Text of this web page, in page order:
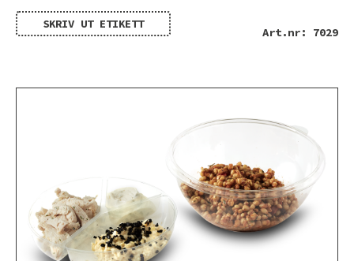
SKRIV UT ETIKETT
Art.nr: 7029